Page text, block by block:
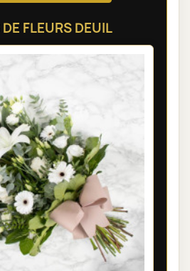
FLEURS DEUIL